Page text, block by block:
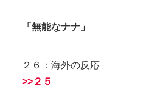
「無能なナナ」
２６：海外の反応
>>２５